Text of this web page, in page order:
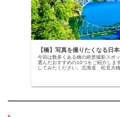
【橋】写真を撮りたくなる日
今回は数多くある橋の絶景撮影スポ
選んだおすすめの10つをご紹介しま
してみたください。北海道 松見大
していく途中にある三国峠は北海道